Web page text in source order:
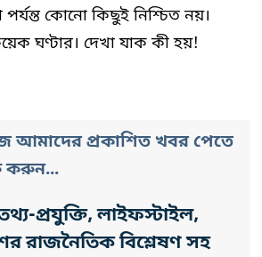
কোনো কিছুই নিশ্চিত নয়।
ঘণ্টার। দেখা যাক কী হয়!
আমাদের প্রকাশিত খবর পেতে
করুন...
প্রযুক্তি, লাইফস্টাইল,
রাজনৈতিক বিশ্লেষণ সহ